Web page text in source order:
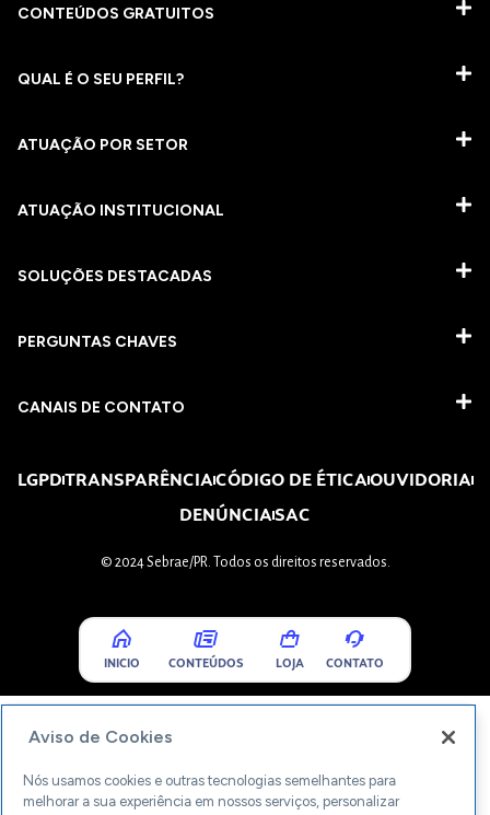
CONTEÚDOS GRATUITOS
QUAL É O SEU PERFIL?
ATUAÇÃO POR SETOR
ATUAÇÃO INSTITUCIONAL
SOLUÇÕES DESTACADAS
PERGUNTAS CHAVES​
CANAIS DE CONTATO
LGPDTRANSPARÊNCIACÓDIGO DE ÉTICAOUVIDORIA
DENÚNCIASAC
© 2024 Sebrae/PR. Todos os direitos reservados.
INICIO CONTEÚDOS LOJA CONTATO
Aviso de Cookies
Nós usamos cookies e outras tecnologias semelhantes para
melhorar a sua experiência em nossos serviços, personalizar